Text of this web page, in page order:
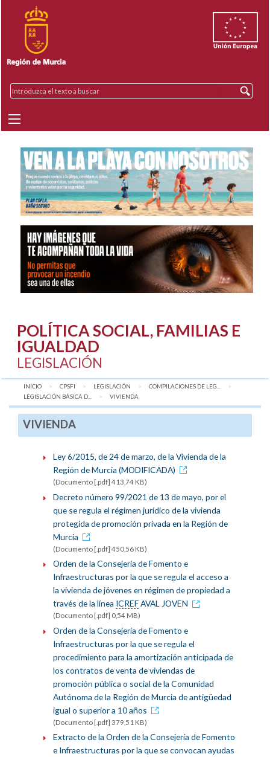
POLÍTICA SOCIAL, FAMILIAS E
IGUALDAD
LEGISLACIÓN
INICIO CPSFI LEGISLACIÓN
COMPILACIONES DE LEG...
LEGISLACIÓN BÁSICA D...
AQUÍ:
VIVIENDA
VIVIENDA
Ley 6/2015, de 24 de marzo, de la Vivienda de la
Región de Murcia (MODIFICADA)
(Documento [.pdf] 413,74 KB)
Decreto número 99/2021 de 13 de mayo, por el
que se regula el régimen jurídico de la vivienda
protegida de promoción privada en la Región de
Murcia
(Documento [.pdf] 450,56 KB)
Orden de la Consejería de Fomento e
Infraestructuras por la que se regula el acceso a
la vivienda de jóvenes en régimen de propiedad a
través de la línea ICREFAVAL JOVEN
(Documento [.pdf] 0,54 MB)
Orden de la Consejería de Fomento e
Infraestructuras por la que se regula el
procedimiento para la amortización anticipada de
los contratos de venta de viviendas de
promoción pública o social de la Comunidad
Autónoma de la Región de Murcia de antigüedad
igual o superior a 10 años
(Documento [.pdf] 379,51 KB)
Extracto de la Orden de la Consejería de Fomento
e Infraestructuras por la que se convocan ayudas